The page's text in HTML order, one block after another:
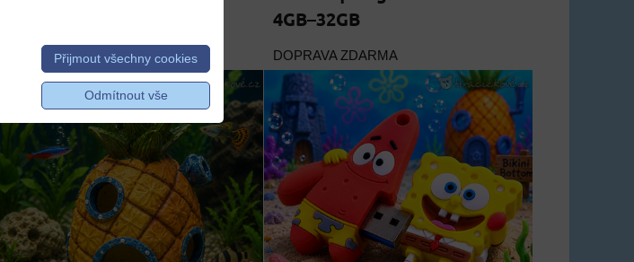
DOPRAVA ZDARMA
4GB–32GB
DOPRAVA ZDARMA
Přijmout všechny cookies
Odmítnout vše